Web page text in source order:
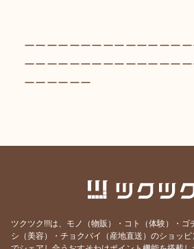
ーーーーーーーーーーーーーー
ーーーーーーーーーーーーーー
ーーーーーー
ツクツク!!!は、モノ（物販）・コト（体験）・ゴ
シ（美容）・チョクバイ（産地直送）のショッピ